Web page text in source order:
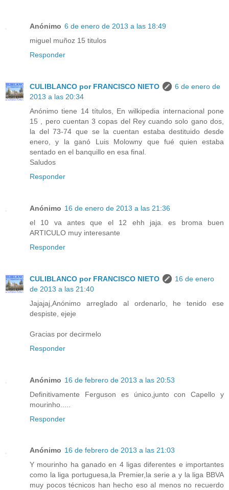
Anónimo 6 de enero de 2013 a las 18:49
miguel muñoz 15 titulos
Responder
CULIBLANCO por FRANCISCO NIETO
6 de enero de
2013 a las 20:34
Anónimo tiene 14 títulos, En wilkipedia internacional pone
15 , pero cuentan 3 copas del Rey cuando solo gano dos,
la del 73-74 que se la cuentan estaba destituido desde
enero, y la ganó Luis Molowny que fué quien estaba
sentado en el banquillo en esa final.
Saludos
Responder
Anónimo 16 de enero de 2013 a las 21:36
el 10 va antes que el 12 ehh jaja. es broma buen
ARTICULO muy interesante
Responder
CULIBLANCO por FRANCISCO NIETO
16 de enero
de 2013 a las 21:40
Jajajaj,Anónimo arreglado al ordenarlo, he tenido ese
despiste, ejeje
Gracias por decirmelo
Responder
Anónimo 16 de febrero de 2013 a las 20:53
Definitivamente Ferguson es único,junto con Capello y
mourinho.....
Responder
Anónimo 16 de febrero de 2013 a las 21:03
Y mourinho ha ganado en 4 ligas diferentes e importantes
como la liga portuguesa,la Premier,la serie a y la liga BBVA
muy pocos técnicos han hecho eso al menos no recuerdo